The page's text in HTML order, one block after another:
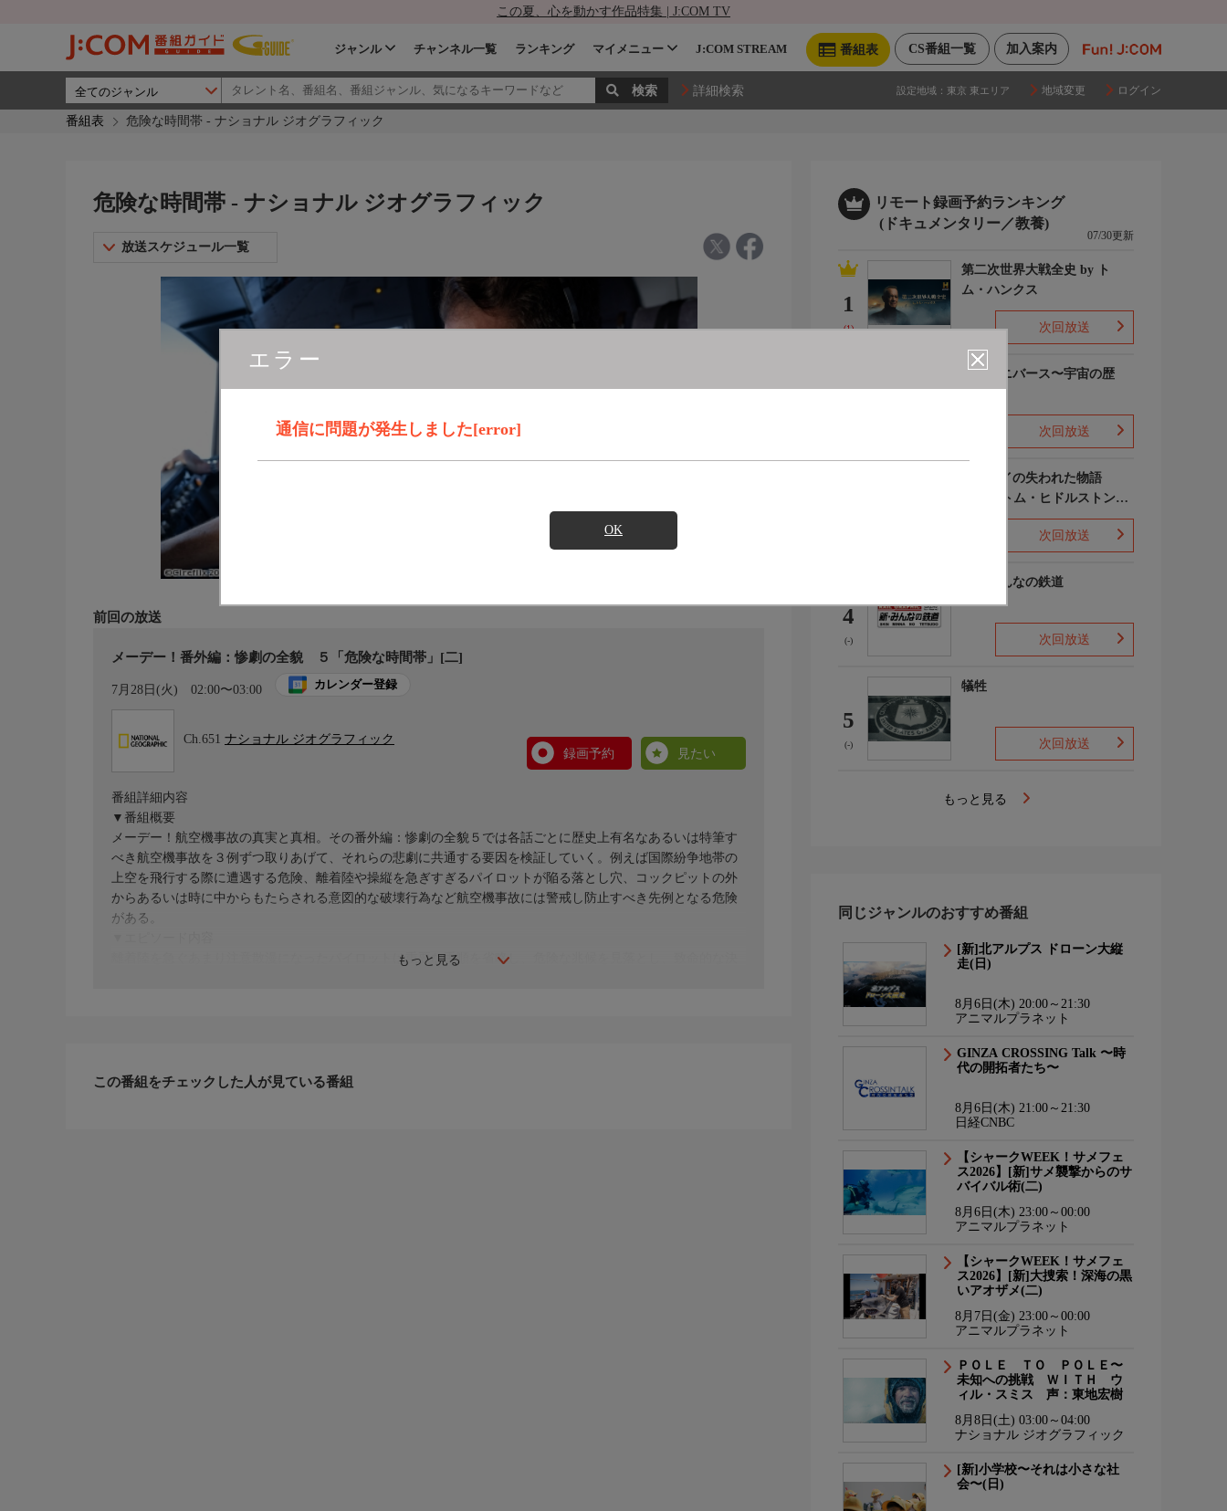
この夏、心を動かす作品特集 | J:COM TV
加入案内
CS番組一覧
番組表
ジャンル チャンネル一覧 ランキング マイメニュー J:COM STREAM
詳細検索 設定地域： 東京 東エリア 地域変更 ログイン
番組表 危険な時間帯 - ナショナル ジオグラフィック
エラー
通信に問題が発生しました[error]
OK
危険な時間帯 - ナショナル ジオグラフィック
放送スケジュール一覧
前回の放送
メーデー！番外編：惨劇の全貌 ５「危険な時間帯」[二]
7月28日(火) 02:00〜03:00 カレンダー登録
Ch.651 ナショナル ジオグラフィック
録画予約
見たい
もっと見る
番組詳細内容
▼番組概要
メーデー！航空機事故の真実と真相。その番外編：惨劇の全貌５では各話ごとに歴史上有名なあるいは特筆す
べき航空機事故を３例ずつ取りあげて、それらの悲劇に共通する要因を検証していく。例えば国際紛争地帯の
上空を飛行する際に遭遇する危険、離着陸や操縦を急ぎすぎるパイロットが陥る落とし穴、コックピットの外
からあるいは時に中からもたらされる意図的な破壊行為など航空機事故には警戒し防止すべき先例となる危険
がある。
離着陸を急ぐあまり注意散漫になったパイロットは重要な手順を省略し、危険な兆候を見落とし、致命的な決
この番組をチェックした人が見ている番組
リモート録画予約ランキング
(ドキュメンタリー／教養)
07/30更新
1
(1)
第二次世界大戦全史 by ト
ム・ハンクス
次回放送
ザ・ユニバース〜宇宙の歴
次回放送
ポンペイの失われた物語
WITH トム・ヒドルストン
声:平川大輔
次回放送
4
(-)
新・みんなの鉄道
次回放送
5
(-)
犠牲
次回放送
もっと見る
同じジャンルのおすすめ番組
[新]北アルプス ドローン大縦
走(日)
8月6日(木) 20:00～21:30
アニマルプラネット
GINZA CROSSING Talk 〜時
代の開拓者たち〜
8月6日(木) 21:00～21:30
日経CNBC
【シャークWEEK！サメフェ
ス2026】[新]サメ襲撃からのサ
バイバル術(二)
8月6日(木) 23:00～00:00
アニマルプラネット
【シャークWEEK！サメフェ
ス2026】[新]大捜索！深海の黒
いアオザメ(二)
8月7日(金) 23:00～00:00
アニマルプラネット
ＰＯＬＥ ＴＯ ＰＯＬＥ〜
未知への挑戦 ＷＩＴＨ ウ
ィル・スミス 声：東地宏樹
8月8日(土) 03:00～04:00
ナショナル ジオグラフィック
[新]小学校〜それは小さな社
会〜(日)